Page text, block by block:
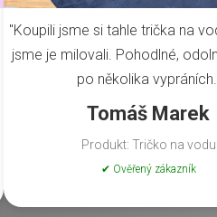
"Koupili jsme si tahle trička na
jsme je milovali. Pohodlné,
po několika
Tomáš Marek
Produkt: Tričko na vodu
✔ Ověřený zákazník